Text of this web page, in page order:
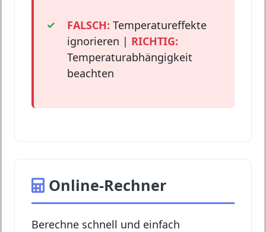
FALSCH: Temperatureffekte
ignorieren | RICHTIG:
Temperaturabhängigkeit
beachten
Online-Rechner
Berechne schnell und einfach